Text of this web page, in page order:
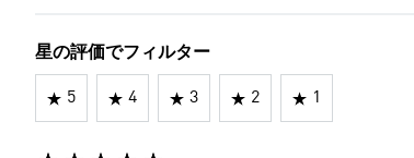
星の評価でフィルター
5 4 3 2 1